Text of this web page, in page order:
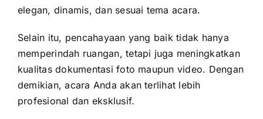
elegan, dinamis, dan sesuai tema acara.
Selain itu, pencahayaan yang baik tidak hanya
memperindah ruangan, tetapi juga meningkatkan
kualitas dokumentasi foto maupun video. Dengan
demikian, acara Anda akan terlihat lebih
profesional dan eksklusif.